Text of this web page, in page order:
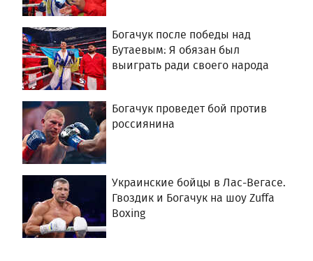
Богачук после победы над
Бутаевым: Я обязан был
выиграть ради своего народа
Богачук проведет бой против
россиянина
Украинские бойцы в Лас-Вегасе.
Гвоздик и Богачук на шоу Zuffa
Boxing